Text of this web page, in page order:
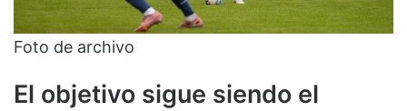
Foto de archivo
El objetivo sigue siendo el